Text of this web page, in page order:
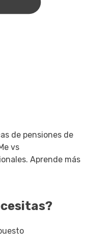
de pensiones de
vs
Aprende más